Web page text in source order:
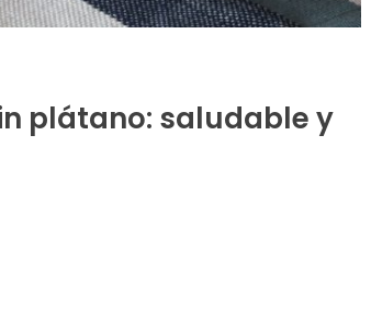
plátano: saludable y